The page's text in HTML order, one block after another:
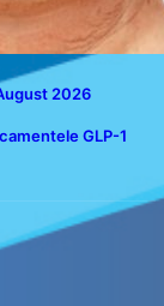
2026
GLP-1